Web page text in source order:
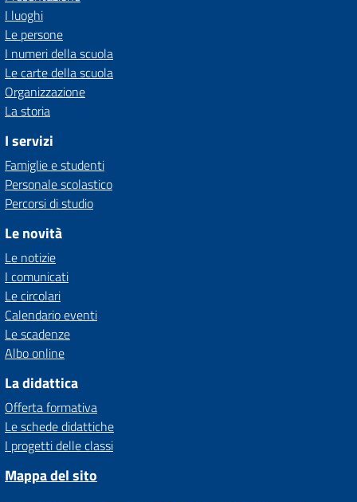
I luoghi
Le persone
I numeri della scuola
Le carte della scuola
Organizzazione
La storia
I servizi
Famiglie e studenti
Personale scolastico
Percorsi di studio
Le novità
Le notizie
I comunicati
Le circolari
Calendario eventi
Le scadenze
Albo online
La didattica
Offerta formativa
Le schede didattiche
I progetti delle classi
Mappa del sito